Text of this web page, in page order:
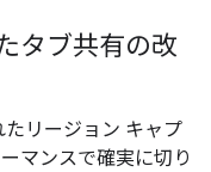
タブ共有の改
リージョン キャプ
マンスで確実に切り